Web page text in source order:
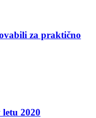
za praktično
2020